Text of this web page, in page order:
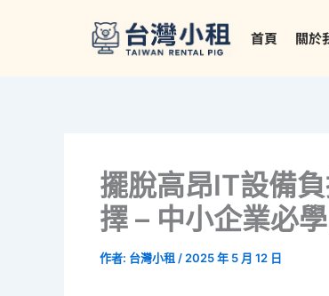
首頁 關於
擺脫高昂IT設備
擇 – 中小企業必
作者: 台灣小租 / 2025 年 5 月 12 日